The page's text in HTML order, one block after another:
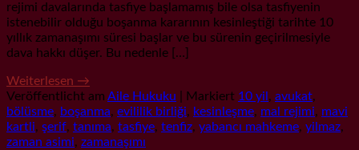
rejimi davalarında tasfiye başlamamış bile olsa tasfiyenin
istenebilir olduğu boşanma kararının kesinleştiği tarihte 10
yıllık zamanaşımı süresi başlar ve bu sürenin geçirilmesiyle
dava hakkı düşer. Bu nedenle […]
Weiterlesen →
Veröffentlicht am Aile Hukuku Markiert 10 yil , avukat,
bölüsme, boşanma, evililik birliği, kesinleşme, mal rejimi, mavi
kartli, şerif, tanıma, tasfiye, tenfiz, yabancı mahkeme, yilmaz,
zaman asimi, zamanaşımı